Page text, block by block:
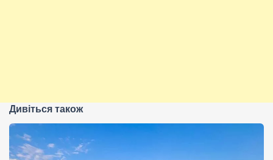
Дивіться також